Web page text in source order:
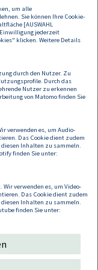
um alle
Sie können Ihre Cookie-
[AUSWAHL
jederzeit
klicken. Weitere Details
durch den Nutzer. Zu
Durch das
Nutzer zu erkennen
von Matomo finden Sie
verwenden es, um Audio-
Das Cookie dient zudem
Inhalten zu sammeln.
finden Sie unter:
Wir verwenden es, um Video-
Das Cookie dient zudem
Inhalten zu sammeln.
finden Sie unter: